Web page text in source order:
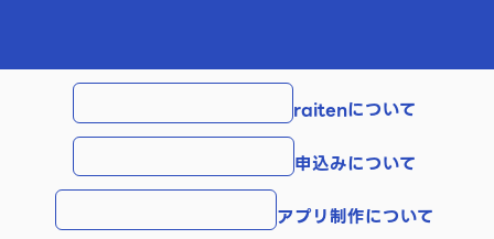
raitenについて
申込みについて
アプリ制作について